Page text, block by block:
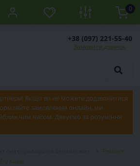
0
+38 (097) 221-55-40
Замовити дзвінок
Якщо ви не можете додзвонитися
замовлення онлайн, ми
часом. Дякуємо за розуміння
Ремонт
у Києві